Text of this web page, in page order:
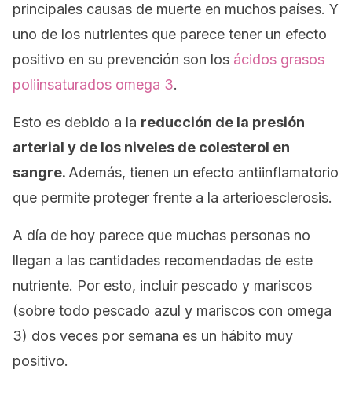
principales causas de muerte en muchos países. Y
uno de los nutrientes que parece tener un efecto
positivo en su prevención son los ácidos grasos
poliinsaturados omega 3.
Esto es debido a la reducción de la presión
arterial y de los niveles de colesterol en
sangre. Además, tienen un efecto antiinflamatorio
que permite proteger frente a la arterioesclerosis.
A día de hoy parece que muchas personas no
llegan a las cantidades recomendadas de este
nutriente. Por esto, incluir pescado y mariscos
(sobre todo pescado azul y mariscos con omega
3) dos veces por semana es un hábito muy
positivo.